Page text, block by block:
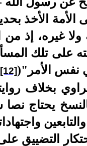
الأخذ
ولا غيره،
على تلك
نفس الأمر"(
[12]
بخلاف
يحتاج نصا